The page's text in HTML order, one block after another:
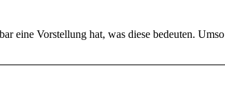
eine Vorstellung hat, was diese bedeuten. Umso